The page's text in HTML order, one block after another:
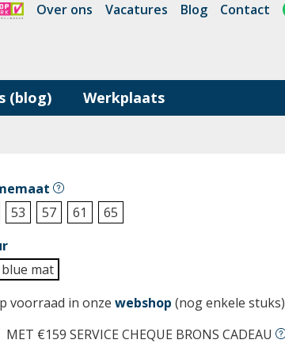
Over ons Vacatures Blog Contact
(blog) Werkplaats
53 57 61
65
mat
voorraad in onze webshop (nog enkele stuks)
MET €159 SERVICE CHEQUE BRONS CADEAU